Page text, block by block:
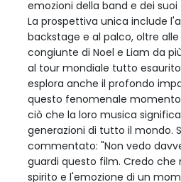
emozioni della band e dei
La prospettiva unica include
backstage e al palco, oltre
congiunte di Noel e Liam da
al tour mondiale tutto
esplora anche il profondo
questo fenomenale
ciò che la loro musica
generazioni di tutto il mondo.
commentato: "Non vedo
guardi questo film. Credo che
spirito e l'emozione di un